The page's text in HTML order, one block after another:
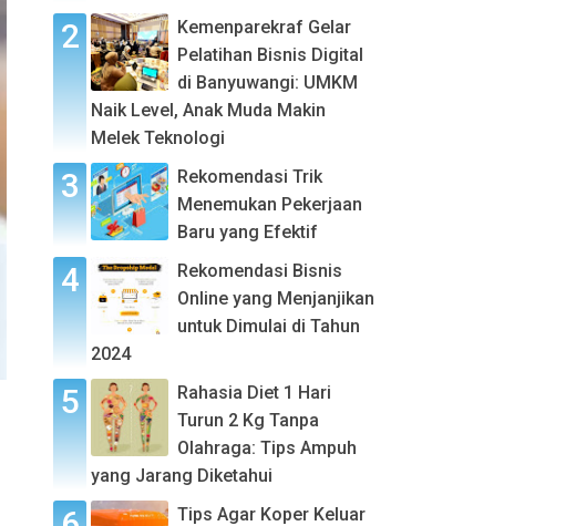
Kemenparekraf Gelar
Pelatihan Bisnis Digital
di Banyuwangi: UMKM
Naik Level, Anak Muda Makin
Melek Teknologi
Rekomendasi Trik
Menemukan Pekerjaan
Baru yang Efektif
Rekomendasi Bisnis
Online yang Menjanjikan
untuk Dimulai di Tahun
2024
Rahasia Diet 1 Hari
Turun 2 Kg Tanpa
Olahraga: Tips Ampuh
yang Jarang Diketahui
Tips Agar Koper Keluar